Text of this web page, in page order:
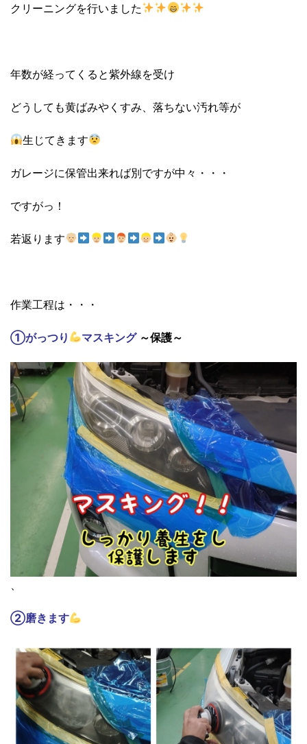
クリーニングを行いました
年数が経ってくると紫外線を受け
どうしても黄ばみやくすみ、落ちない汚れ等が
生じてきます
ガレージに保管出来れば別ですが中々・・・
ですがっ！
若返ります
作業工程は・・・
①がっつり マスキング ～保護～
、
②磨きます